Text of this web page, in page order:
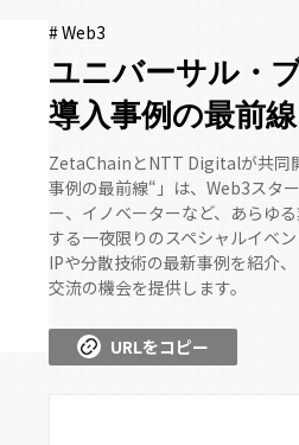
# Web3
ユニバーサル・
導入事例の最前
ZetaChainとNTT Digitalが共同
事例の最前線“」は、Web3スタ
ー、イノベーターなど、あらゆ
する一夜限りのスペシャルイベ
IPや分散技術の最新事例を紹介
交流の機会を提供します。
URLをコピー